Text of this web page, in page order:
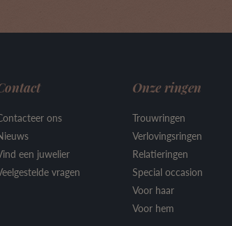
ons
een juwelier
vragen
Onze ringen
Trouwringen
Verlovingsringen
Relatieringen
Special occasion
Voor haar
Voor hem